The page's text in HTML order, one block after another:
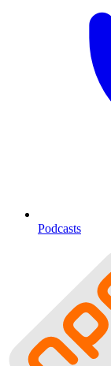
Podcasts